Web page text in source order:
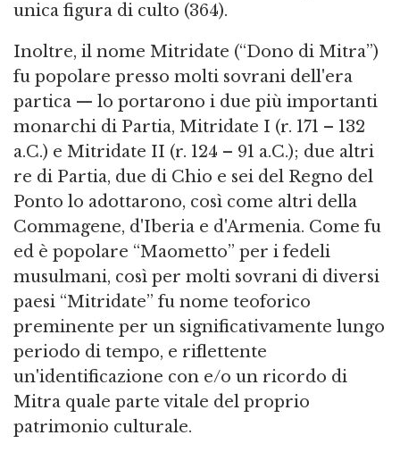
unica figura di culto (364).
Inoltre, il nome Mitridate (“Dono di Mitra”)
fu popolare presso molti sovrani dell'era
partica — lo portarono i due più importanti
monarchi di Partia, Mitridate I (r. 171 – 132
a.C.) e Mitridate II (r. 124 – 91 a.C.); due altri
re di Partia, due di Chio e sei del Regno del
Ponto lo adottarono, così come altri della
Commagene, d'Iberia e d'Armenia. Come fu
ed è popolare “Maometto” per i fedeli
musulmani, così per molti sovrani di diversi
paesi “Mitridate” fu nome teoforico
preminente per un significativamente lungo
periodo di tempo, e riflettente
un'identificazione con e/o un ricordo di
Mitra quale parte vitale del proprio
patrimonio culturale.